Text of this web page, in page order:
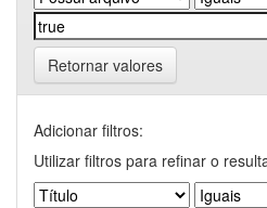
Retornar valores
Adicionar filtros:
Utilizar filtros para refinar o